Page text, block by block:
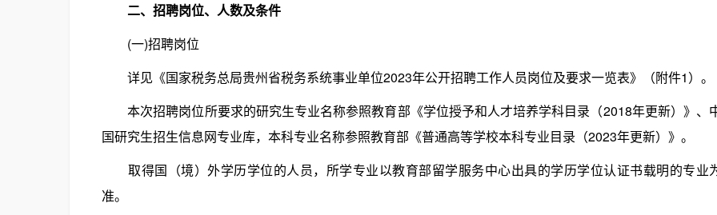
二、招聘岗位、人数及条件
(一)招聘岗位
详见《国家税务总局贵州省税务系统事业单位2023年公开招聘工作人员岗位及要求一览表》（附件1）。
本次招聘岗位所要求的研究生专业名称参照教育部《学位授予和人才培养学科目录（2018年更新）》、
国研究生招生信息网专业库，本科专业名称参照教育部《普通高等学校本科专业目录（2023年更新）》。
取得国（境）外学历学位的人员，所学专业以教育部留学服务中心出具的学历学位认证书载明的专业
准。